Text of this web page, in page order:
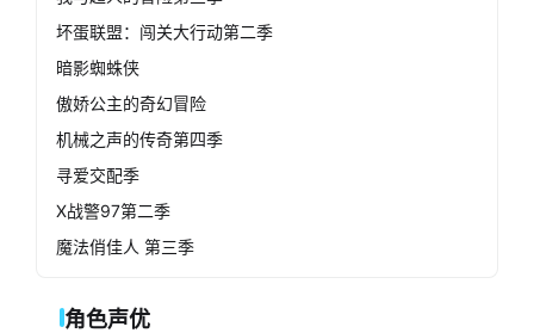
坏蛋联盟：闯关大行动第二季
暗影蜘蛛侠
傲娇公主的奇幻冒险
机械之声的传奇第四季
寻爱交配季
X战警97第二季
魔法俏佳人 第三季
角色声优